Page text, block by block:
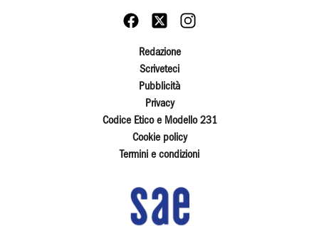
Redazione
Scriveteci
Pubblicità
Privacy
Codice Etico e Modello 231
Cookie policy
Termini e condizioni